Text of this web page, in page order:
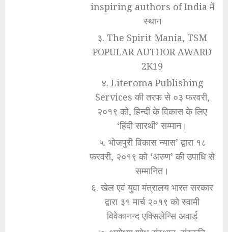
inspiring authors of India में
स्थान
३. The Spirit Mania, TSM
POPULAR AUTHOR AWARD
2K19
४. Literoma Publishing
Services की तरफ से ०३ फरवरी,
२०१९ को, हिन्दी के विकास के लिए
‘हिंदी सारथी’ सम्मान।
५. भोजपुरी विकास न्यास’ द्वारा १८
फरवरी, २०१९ को ‘अरुण’ की उपाधि से
सम्मानित।
६. खेल एवं युवा मंत्रालय भारत सरकार
द्वारा ३१ मार्च २०१९ को स्वामी
विवेकानन्द एक्सिलेन्सि अवार्ड